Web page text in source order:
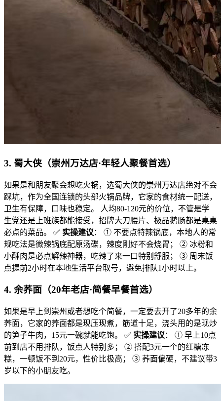
3. 蜀大侠（崇州万达店·年轻人聚餐首选）
如果是和朋友聚会想吃火锅，选蜀大侠的崇州万达店绝对不会
踩坑，作为全国连锁的头部火锅品牌，它家的食材统一配送，
卫生有保障，口味也稳定。 人均80-120元的价位，不管是学
生党还是上班族都能接受，招牌大刀腰片、极品鹅肠都是桌桌
必点的菜品。 ✅ 实操建议 ： ① 不要点特辣锅底，本地人的常
规吃法是微辣锅底配原汤碟，辣度刚好不会烧胃； ② 冰粉和
小酥肉是必点解辣神器，吃辣了来一口特别舒服； ③ 周末饭
点提前2小时在本地生活平台取号，避免排队1小时以上。
4. 余荞面（20年老店·简餐早餐首选）
如果是早上到崇州或者想吃个简餐，一定要去开了20多年的余
荞面，它家的荞面都是现压现煮，筋道十足，浇头用的是现炒
的笋子牛肉，15元一碗就能吃饱。 ✅ 实操建议 ： ① 早上10点
前到店不用排队，饭点人特别多； ② 搭配3元一个的红糖冻
糕，一顿饭不到20元，性价比极高； ③ 荞面偏硬，不建议带3
岁以下的小朋友吃。